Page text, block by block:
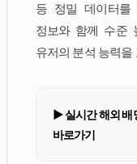
등 정밀 데이터를
정보와 함께 수준
유저의 분석 능력을
▶ 실시간 해외 배
바로가기